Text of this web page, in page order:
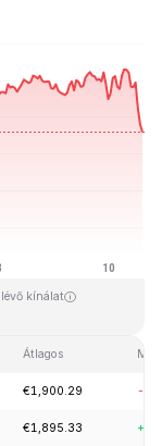
kínálat
Átlagos
€1,900.29 -
€1,895.33